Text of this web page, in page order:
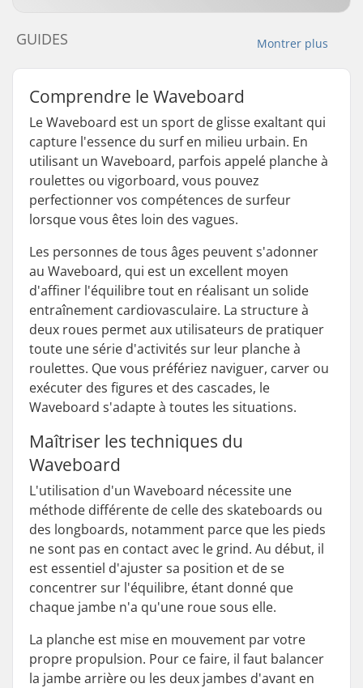
Montrer plus
GUIDES
Comprendre le Waveboard
Le Waveboard est un sport de glisse exaltant qui
capture l'essence du surf en milieu urbain. En
utilisant un Waveboard, parfois appelé planche à
roulettes ou vigorboard, vous pouvez
perfectionner vos compétences de surfeur
lorsque vous êtes loin des vagues.
Les personnes de tous âges peuvent s'adonner
au Waveboard, qui est un excellent moyen
d'affiner l'équilibre tout en réalisant un solide
entraînement cardiovasculaire. La structure à
deux roues permet aux utilisateurs de pratiquer
toute une série d'activités sur leur planche à
roulettes. Que vous préfériez naviguer, carver ou
exécuter des figures et des cascades, le
Waveboard s'adapte à toutes les situations.
Maîtriser les techniques du
Waveboard
L'utilisation d'un Waveboard nécessite une
méthode différente de celle des skateboards ou
des longboards, notamment parce que les pieds
ne sont pas en contact avec le grind. Au début, il
est essentiel d'ajuster sa position et de se
concentrer sur l'équilibre, étant donné que
chaque jambe n'a qu'une roue sous elle.
La planche est mise en mouvement par votre
propre propulsion. Pour ce faire, il faut balancer
la jambe arrière ou les deux jambes d'avant en